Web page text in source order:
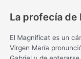
La profecía de
El Magnificat es un
Virgen María